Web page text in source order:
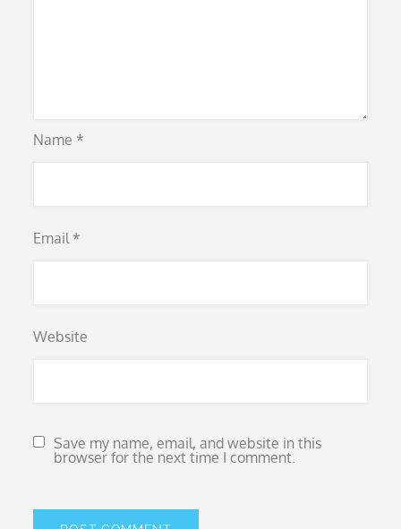
Name *
Email *
Website
Save my name, email, and website in this
browser for the next time I comment.